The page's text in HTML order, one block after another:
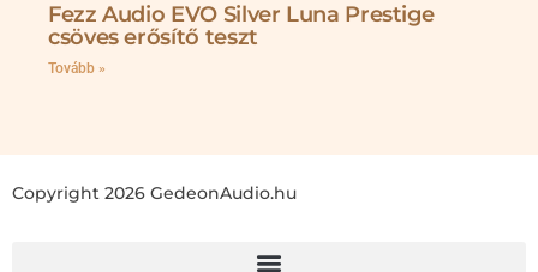
Fezz Audio EVO Silver Luna Prestige
csöves erősítő teszt
Tovább »
Copyright 2026 GedeonAudio.hu